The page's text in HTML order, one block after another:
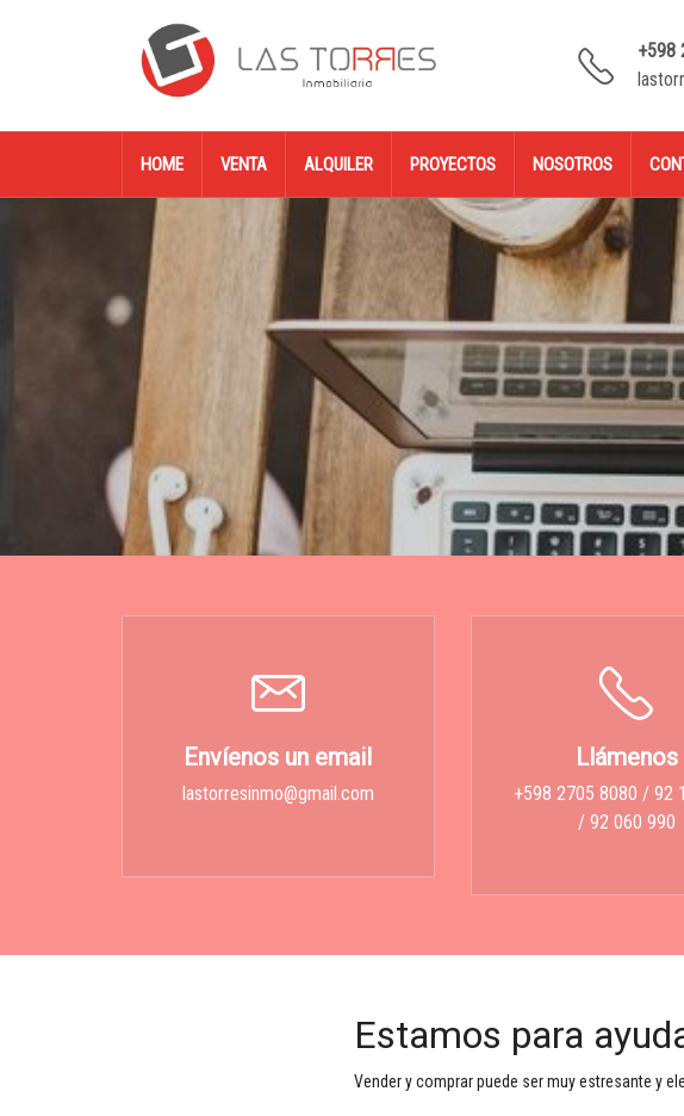
+598
HOME VENTA ALQUILER PROYECTOS NOSOTROS
Envíenos un email
lastorresinmo@gmail.com
Llámenos
+598 2705 8080 / 92
/ 92 060 990
Estamos para
Vender y comprar puede ser muy estresante y